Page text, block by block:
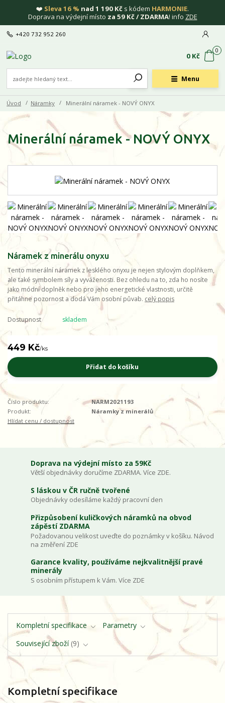
❤️ Sleva 16 % nad 1 190 Kč s kódem HARMONIE.
Doprava na výdejní místo za 59 Kč / ZDARMA! info ZDE
Menu
+420 732 952 260
0
0 Kč
Úvod Náramky Minerální náramek - NOVÝ ONYX
Minerální náramek - NOVÝ ONYX
Náramek z minerálu onyxu
Tento minerální náramek z lesklého onyxu je nejen stylovým doplňkem,
ale také symbolem síly a vyváženosti. Bez ohledu na to, zda ho nosíte
jako módní doplněk nebo pro jeho energetické vlastnosti, určitě
přitáhne pozornost a dodá Vám osobní půvab. celý popis
Dostupnost skladem
449 Kč/ks
Přidat do košíku
Číslo produktu:
NARM2021193
Produkt:
Náramky z minerálů
Hlídat cenu / dostupnost
Doprava na výdejní místo za 59Kč
Větší objednávky doručíme ZDARMA. Více ZDE.
S láskou v ČR ručně tvořené
Objednávky odesíláme každý pracovní den
Přizpůsobení kuličkových náramků na obvod
zápěstí ZDARMA
Požadovanou velikost uveďte do poznámky v košíku. Návod
na změření ZDE
Garance kvality, používáme nejkvalitnější pravé
minerály
S osobním přístupem k Vám. Více ZDE
Kompletní specifikace
Parametry
Související zboží 9
Kompletní specifikace